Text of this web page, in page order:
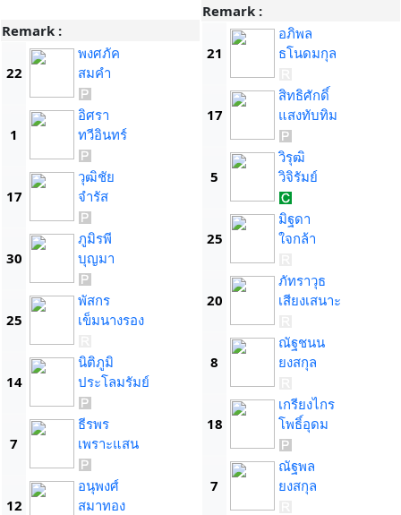
Remark :
22
พงศภัค
สมคำ
1
อิศรา
ทวีอินทร์
17
วุฒิชัย
จำรัส
30
ภูมิรพี
บุญมา
25
พัสกร
เข็มนางรอง
14
นิติภูมิ
ประโลมรัมย์
7
ธีรพร
เพราะแสน
12
อนุพงศ์
สมาทอง
Remark :
21
อภิพล
ธโนดมกุล
17
สิทธิศักดิ์
แสงทับทิม
5
วิรุฒิ
วิจิรัมย์
25
มิฐดา
ใจกล้า
20
ภัทราวุธ
เสียงเสนาะ
8
ณัฐชนน
ยงสกุล
18
เกรียงไกร
โพธิ์อุดม
7
ณัฐพล
ยงสกุล